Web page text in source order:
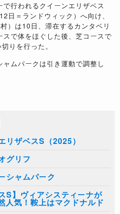
行われるクイーンエリザベス
日＝ランドウィック）へ向け、
）は10日、滞在するカンタベリ
で体をほぐした後、芝コースで
りを行った。
ムパークは引き運動で調整し
リザベスS（2025）
グリフ
シャムパーク
S】ヴィアシスティーナが
人気！鞍上はマクドナルド